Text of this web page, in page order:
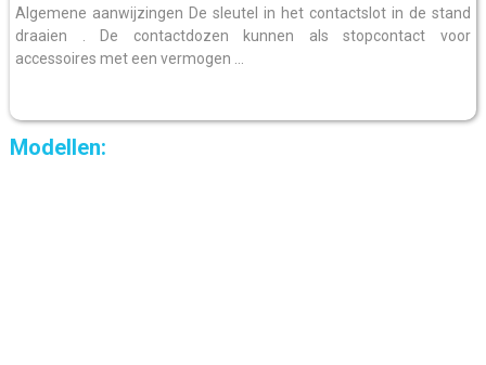
Algemene aanwijzingen De sleutel in het contactslot in de stand
draaien . De contactdozen kunnen als stopcontact voor
accessoires met een vermogen ...
Modellen: